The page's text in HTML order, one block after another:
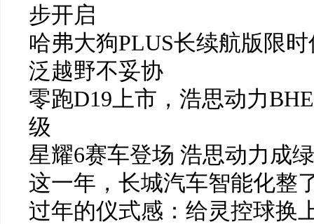
步开启
哈弗大狗PLUS长续航版限
泛越野不妥协
零跑D19上市，浩思动力
级
星耀6赛车登场 浩思动力成
这一年，长城汽车智能化整
过年的仪式感：给灵控球换